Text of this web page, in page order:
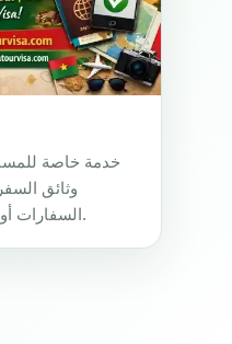
وثائق
السفارات أو القنصليات أو شركات الطيران أو سلطات الحدود.